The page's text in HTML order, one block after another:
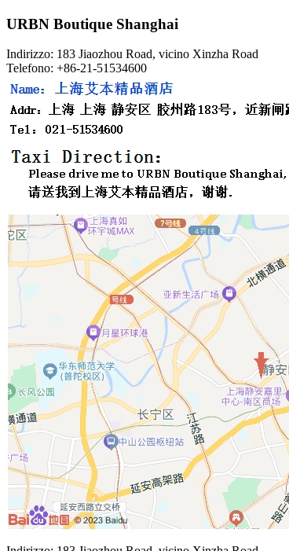
URBN Boutique Shanghai
Indirizzo: 183 Jiaozhou Road, vicino Xinzha Road
Telefono: +86-21-51534600